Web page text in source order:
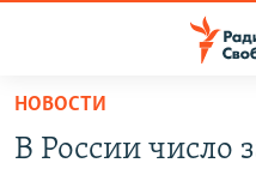
упрощенного
доступа
НОВОСТИ
В России число